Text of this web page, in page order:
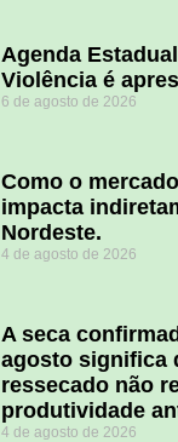
Agenda
Violência é
6 de agosto de 2026
​Como o
impacta
Nordeste.
4 de agosto de 2026
A seca
agosto significa
ressecado não
produtividade
4 de agosto de 2026